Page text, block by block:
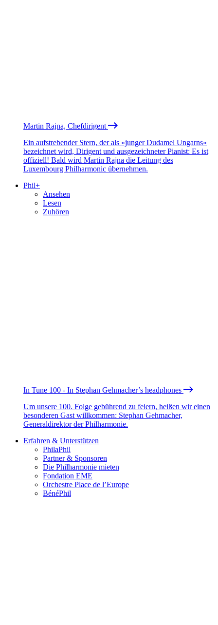
Martin Rajna, Chefdirigent
Ein aufstrebender Stern, der als «junger Dudamel Ungarns»
bezeichnet wird, Dirigent und ausgezeichneter Pianist: Es ist
offiziell! Bald wird Martin Rajna die Leitung des
Luxembourg Philharmonic übernehmen.
Phil+
Ansehen
Lesen
Zuhören
In Tune 100 - In Stephan Gehmacher’s headphones
Um unsere 100. Folge gebührend zu feiern, heißen wir einen
besonderen Gast willkommen: Stephan Gehmacher,
Generaldirektor der Philharmonie.
Erfahren & Unterstützen
PhilaPhil
Partner & Sponsoren
Die Philharmonie mieten
Fondation EME
Orchestre Place de l’Europe
BénéPhil